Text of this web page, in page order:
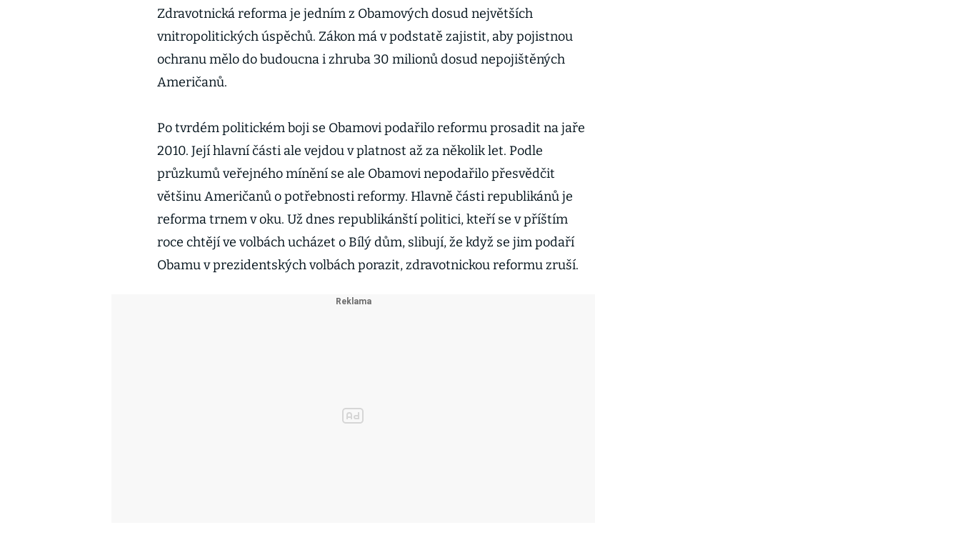
Zdravotnická reforma je jedním z Obamových dosud největších
vnitropolitických úspěchů. Zákon má v podstatě zajistit, aby pojistnou
ochranu mělo do budoucna i zhruba 30 milionů dosud nepojištěných
Američanů.
Po tvrdém politickém boji se Obamovi podařilo reformu prosadit na jaře
2010. Její hlavní části ale vejdou v platnost až za několik let. Podle
průzkumů veřejného mínění se ale Obamovi nepodařilo přesvědčit
většinu Američanů o potřebnosti reformy. Hlavně části republikánů je
reforma trnem v oku. Už dnes republikánští politici, kteří se v příštím
roce chtějí ve volbách ucházet o Bílý dům, slibují, že když se jim podaří
Obamu v prezidentských volbách porazit, zdravotnickou reformu zruší.